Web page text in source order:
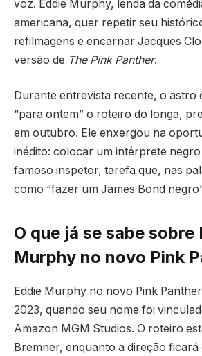
voz. Eddie Murphy, lenda da
americana, quer repetir seu
refilmagens e encarnar Jacques
versão de The Pink Panther.
Durante entrevista recente, o astro
“para ontem” o roteiro do longa,
em outubro. Ele enxergou na
inédito: colocar um intérprete negro
famoso inspetor, tarefa que, nas
como “fazer um James Bond
O que já se sabe sobre
Murphy no novo Pink
Eddie Murphy no novo Pink
2023, quando seu nome foi
Amazon MGM Studios. O roteiro
Bremner, enquanto a direção